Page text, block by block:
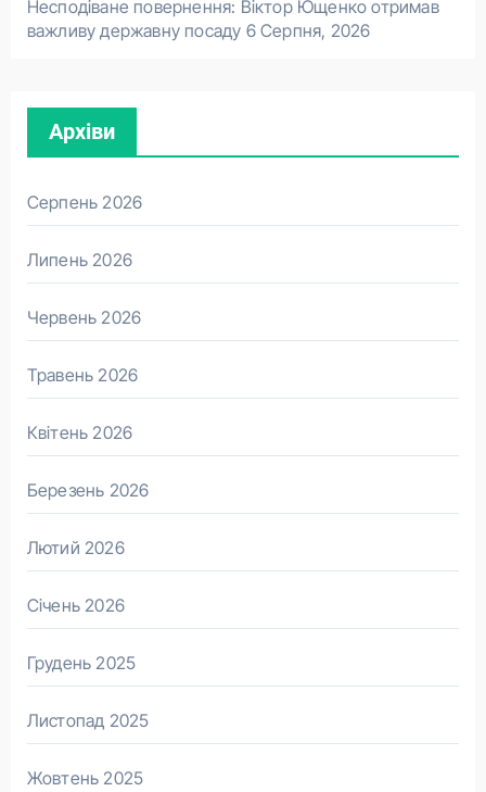
Несподіване повернення: Віктор Ющенко отримав
важливу державну посаду 6 Серпня, 2026
Архіви
Серпень 2026
Липень 2026
Червень 2026
Травень 2026
Квітень 2026
Березень 2026
Лютий 2026
Січень 2026
Грудень 2025
Листопад 2025
Жовтень 2025